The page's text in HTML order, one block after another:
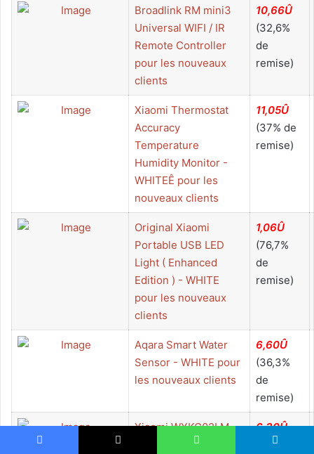
Broadlink RM mini3
Universal WIFI / IR
Remote Controller
pour les nouveaux
clients
10,66Û
(32,6%
de
remise)
Xiaomi Thermostat
Accuracy
Temperature
Humidity Monitor -
WHITEÊ pour les
nouveaux clients
11,05Û
(37% de
remise)
Original Xiaomi
Portable USB LED
Light ( Enhanced
Edition ) - WHITE
pour les nouveaux
clients
1,06Û
(76,7%
de
remise)
Aqara Smart Water
Sensor - WHITE pour
les nouveaux clients
6,60Û
(36,3%
de
remise)
Xiaomi WXKG02LM
Aqara Smart Light
6,30Û
(47,6%